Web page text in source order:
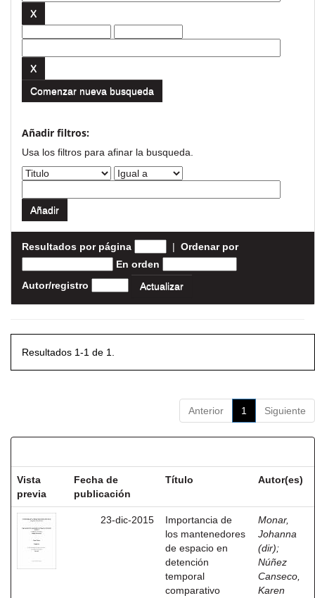
Comenzar nueva busqueda
Añadir filtros:
Usa los filtros para afinar la busqueda.
Resultados por página | Ordenar por
En orden
Autor/registro
Resultados 1-1 de 1.
Anterior 1 Siguiente
Vista
previa
Fecha de
publicación
Título Autor(es)
23-dic-2015
Importancia de
los mantenedores
de espacio en
detención
temporal
comparativo
Monar,
Johanna
(dir);
Núñez
Canseco,
Karen